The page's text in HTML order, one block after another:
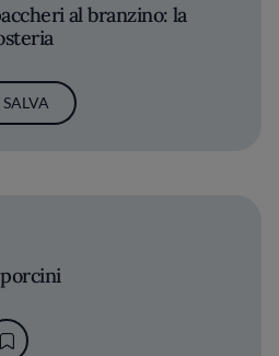
al branzino: la
SALVA